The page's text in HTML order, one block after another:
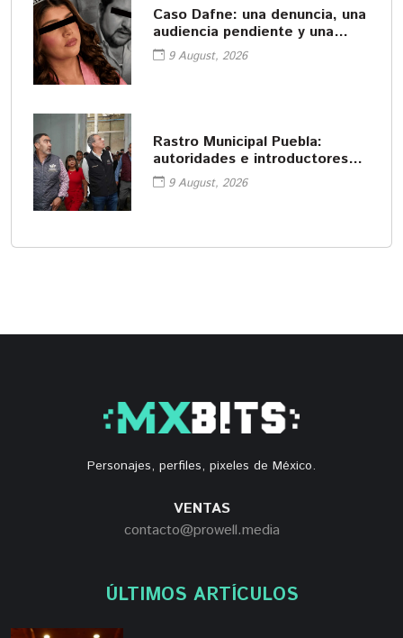
Caso Dafne: una denuncia, una
audiencia pendiente y una
muerte
9 August, 2026
Rastro Municipal Puebla:
autoridades e introductores
revisan operación
9 August, 2026
Personajes, perfiles, pixeles de México.
VENTAS
contacto@prowell.media
ÚLTIMOS ARTÍCULOS